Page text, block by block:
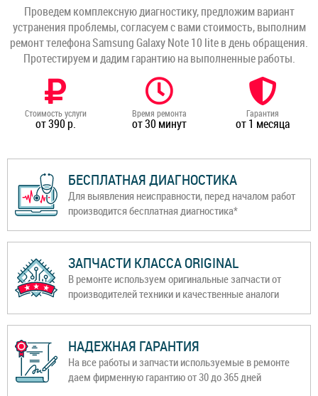
Проведем комплексную диагностику, предложим вариант
устранения проблемы, согласуем с вами стоимость, выполним
ремонт телефона Samsung Galaxy Note 10 lite в день обращения.
Протестируем и дадим гарантию на выполненные работы.
Стоимость услуги
от 390 р.
Время ремонта
от 30 минут
Гарантия
от 1 месяца
БЕСПЛАТНАЯ ДИАГНОСТИКА
Для выявления неисправности, перед началом работ
производится бесплатная диагностика*
ЗАПЧАСТИ КЛАССА ORIGINAL
В ремонте используем оригинальные запчасти от
производителей техники и качественные аналоги
НАДЕЖНАЯ ГАРАНТИЯ
На все работы и запчасти используемые в ремонте
даем фирменную гарантию от 30 до 365 дней